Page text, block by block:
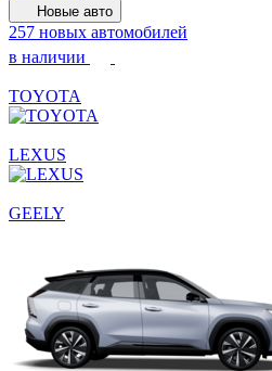
Новые авто
257 новых автомобилей
в наличии
TOYOTA
LEXUS
GEELY